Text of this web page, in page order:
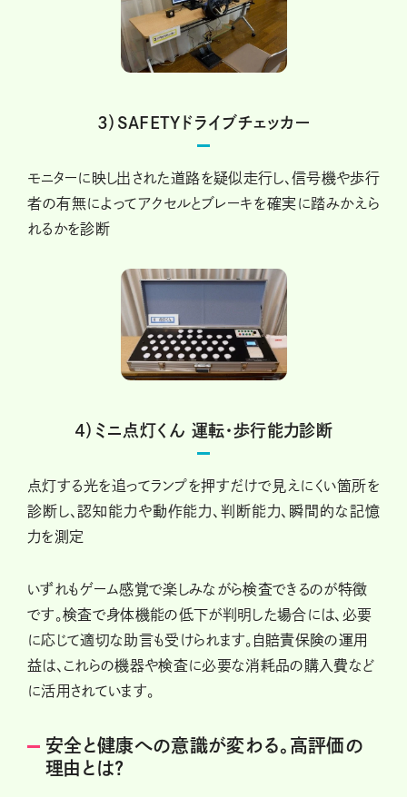
3）SAFETYドライブチェッカー
モニターに映し出された道路を疑似走行し、信号機や歩行
者の有無によってアクセルとブレーキを確実に踏みかえら
れるかを診断
４）ミニ点灯くん 運転・歩行能力診断
点灯する光を追ってランプを押すだけで見えにくい箇所を
診断し、認知能力や動作能力、判断能力、瞬間的な記憶
力を測定
いずれもゲーム感覚で楽しみながら検査できるのが特徴
です。検査で身体機能の低下が判明した場合には、必要
に応じて適切な助言も受けられます。自賠責保険の運用
益は、これらの機器や検査に必要な消耗品の購入費など
に活用されています。
安全と健康への意識が変わる。高評価の
理由とは?